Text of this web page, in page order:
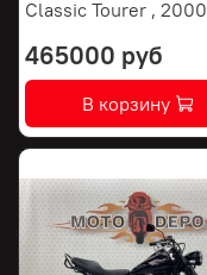
Classic Tourer , 2000
465000 руб
В корзину